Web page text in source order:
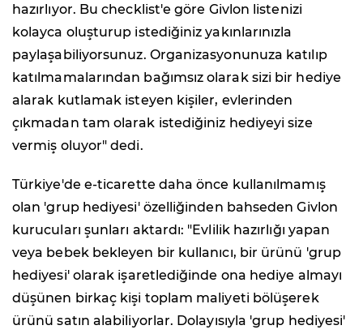
hazırlıyor. Bu checklist'e göre Givlon listenizi
kolayca oluşturup istediğiniz yakınlarınızla
paylaşabiliyorsunuz. Organizasyonunuza katılıp
katılmamalarından bağımsız olarak sizi bir hediye
alarak kutlamak isteyen kişiler, evlerinden
çıkmadan tam olarak istediğiniz hediyeyi size
vermiş oluyor" dedi.
Türkiye'de e-ticarette daha önce kullanılmamış
olan 'grup hediyesi' özelliğinden bahseden Givlon
kurucuları şunları aktardı: "Evlilik hazırlığı yapan
veya bebek bekleyen bir kullanıcı, bir ürünü 'grup
hediyesi' olarak işaretlediğinde ona hediye almayı
düşünen birkaç kişi toplam maliyeti bölüşerek
ürünü satın alabiliyorlar. Dolayısıyla 'grup hediyesi'